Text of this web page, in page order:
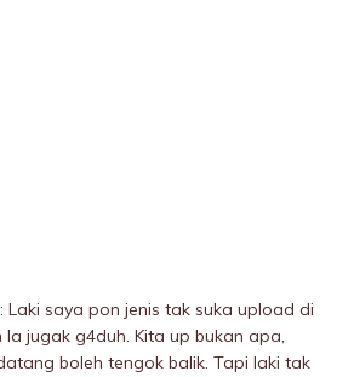
Laki saya pon jenis tak suka upload di
la jugak g4duh. Kita up bukan apa,
boleh tengok balik. Tapi laki tak